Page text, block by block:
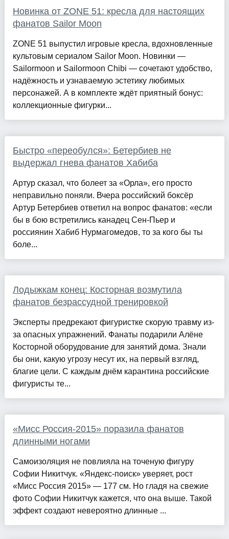
Новинка от ZONE 51: кресла для настоящих
фанатов Sailor Moon
ZONE 51 выпустил игровые кресла, вдохновленные
культовым сериалом Sailor Moon. Новинки —
Sailormoon и Sailormoon Chibi — сочетают удобство,
надёжность и узнаваемую эстетику любимых
персонажей. А в комплекте ждёт приятный бонус:
коллекционные фигурки...
Быстро «переобулся»: Бетербиев не
выдержал гнева фанатов Хабиба
Артур сказал, что болеет за «Орла», его просто
неправильно поняли. Вчера российский боксёр
Артур Бетербиев ответил на вопрос фанатов: «если
бы в бою встретились канадец Сен-Пьер и
россиянин Хабиб Нурмагомедов, то за кого бы ты
боле...
Лодыжкам конец: Косторная возмутила
фанатов безрассудной тренировкой
Эксперты предрекают фигуристке скорую травму из-
за опасных упражнений. Фанаты подарили Алёне
Косторной оборудование для занятий дома. Знали
бы они, какую угрозу несут их, на первый взгляд,
благие цели. С каждым днём карантина российские
фигуристы те...
«Мисс Россия-2015» поразила фанатов
длинными ногами
Самоизоляция не повлияла на точеную фигуру
Софии Никитчук. «Яндекс-поиск» уверяет, рост
«Мисс Россия 2015» — 177 см. Но гладя на свежие
фото Софии Никитчук кажется, что она выше. Такой
эффект создают невероятно длинные ...